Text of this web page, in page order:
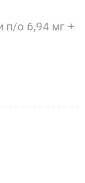
п/о 6,94 мг +